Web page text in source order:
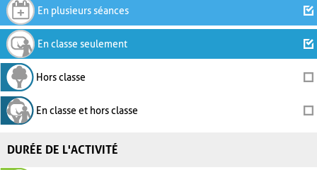
En plusieurs séances
En classe seulement
Hors classe
En classe et hors classe
DURÉE DE L'ACTIVITÉ